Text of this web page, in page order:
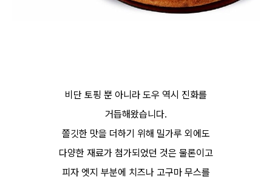
비단 토핑 뿐 아니라 도우 역시 진화를
거듭해왔습니다.
쫄깃한 맛을 더하기 위해 밀가루 외에도
다양한 재료가 첨가되었던 것은 물론이고
피자 엣지 부분에 치즈나 고구마 무스를